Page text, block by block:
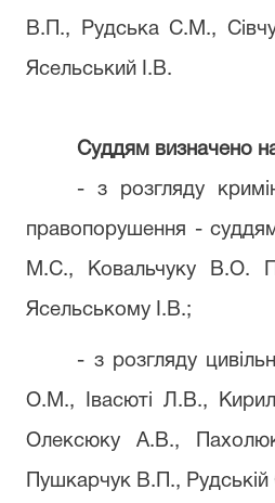
В.П., Рудська С.М.,
Ясельський І.В.
Cуддям визначено
- з розгляду
правопорушення -
М.С., Ковальчуку В.О.
Ясельському І.В.;
- з розгляду
О.М., Івасюті Л.В.,
Олексюку А.В.,
Пушкарчук В.П.,